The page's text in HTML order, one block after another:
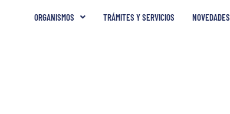
ORGANISMOS TRÁMITES Y SERVICIOS NOVEDADES